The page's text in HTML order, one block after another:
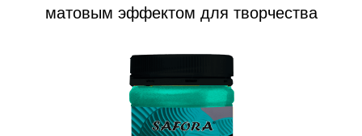
матовым эффектом для творчества